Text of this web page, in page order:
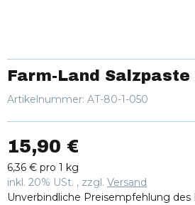
Farm-Land
Artikelnummer: AT-80-1-050
15,90 €
6,36 € pro 1 kg
inkl. 20% USt. , zzgl. Versand
Unverbindliche Preisempfehlung des